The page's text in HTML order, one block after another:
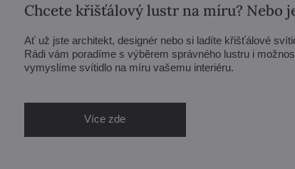
Chcete křišťálový lustr na míru? Nebo
Ať už jste architekt, designér nebo si ladíte křišťálové
Rádi vám poradíme s výběrem správného lustru i
vymyslíme svítidlo na míru vašemu interiéru.
Více zde